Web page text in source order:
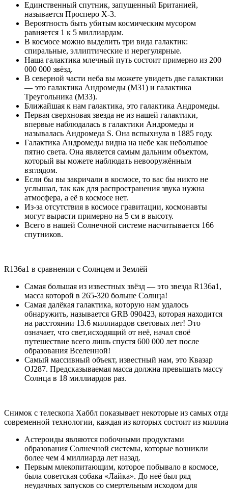
Единственный спутник, запущенный Британией,
называется Просперо X-3.
Вероятность быть убитым космическим мусором
равняется 1 к 5 миллиардам.
В космосе можно выделить три вида галактик:
спиральные, эллиптические и нерегулярные.
Наша галактика млечный путь состоит примерно из 200
000 000 звёзд.
В северной части неба вы можете увидеть две галактики
— это галактика Андромеды (М31) и галактика
Треугольника (М33).
Ближайшая к нам галактика, это галактика Андромеды.
Первая сверхновая звезда не из нашей галактики,
впервые наблюдалась в галактики Андромеды и
называлась Андромеда S. Она вспыхнула в 1885 году.
Галактика Андромеды видна на небе как небольшое
пятно света. Она является самым дальним объектом,
который вы можете наблюдать невооружённым
взглядом.
Если бы вы закричали в космосе, то вас бы никто не
услышал, так как для распространения звука нужна
атмосфера, а её в космосе нет.
Из-за отсутствия в космосе гравитации, космонавты
могут вырасти примерно на 5 см в высоту.
Всего в нашей Солнечной системе насчитывается 166
спутников.
R136a1 в сравнении с Солнцем и Землёй
Самая большая из известных звёзд — это звезда R136a1,
масса которой в 265-320 больше Солнца!
Самая далёкая галактика, которую нам удалось
обнаружить, называется GRB 090423, которая находится
на расстоянии 13.6 миллиардов световых лет! Это
означает, что свет,исходящий от неё, начал своё
путешествие всего лишь спустя 600 000 лет после
образования Вселенной!
Самый массивный объект, известный нам, это Квазар
OJ287. Предсказываемая масса должна превышать массу
Солнца в 18 миллиардов раз.
Снимок с телескопа Хаббл показывает некоторые из самых
современной технологии, каждая из которых состоит из
Астероиды являются побочными продуктами
образования Солнечной системы, которые возникли
более чем 4 миллиарда лет назад.
Первым млекопитающим, которое побывало в космосе,
была советская собака «Лайка». До неё был ряд
неудачных запусков со смертельным исходом для